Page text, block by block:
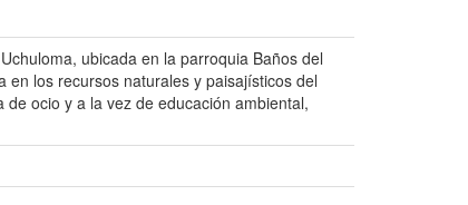
ubicada en la parroquia Baños del
los recursos naturales y paisajísticos del
ocio y a la vez de educación ambiental,